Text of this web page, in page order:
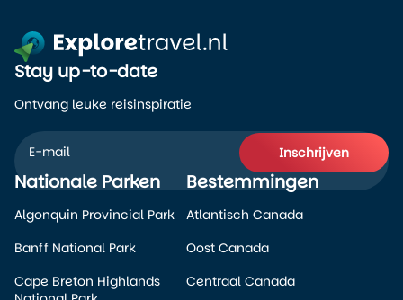
Nationale Parken
Algonquin Provincial Park
Banff National Park
Cape Breton Highlands
Bestemmingen
Atlantisch Canada
Oost Canada
Centraal Canada
Stay up-to-date
Ontvang leuke reisinspiratie
Inschrijven
Alternative: